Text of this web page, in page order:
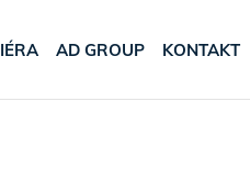
AD GROUP KONTAKT